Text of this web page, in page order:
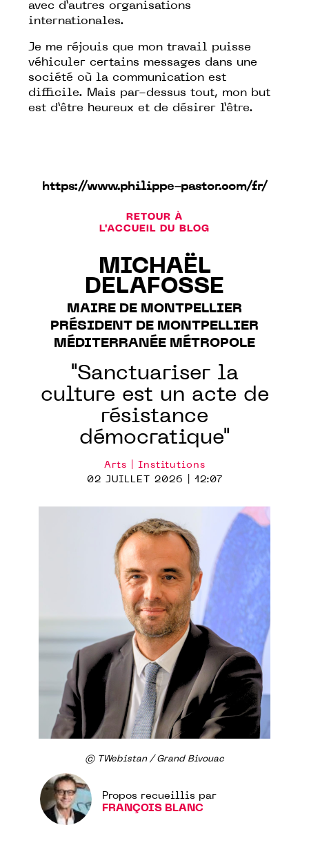
avec d’autres organisations
internationales.
Je me réjouis que mon travail puisse
véhiculer certains messages dans une
société où la communication est
difficile. Mais par-dessus tout, mon but
est d’être heureux et de désirer l’être.
https://www.philippe-pastor.com/fr/
RETOUR À
L'ACCUEIL DU BLOG
MICHAËL
DELAFOSSE
MAIRE DE MONTPELLIER
PRÉSIDENT DE MONTPELLIER
MÉDITERRANÉE MÉTROPOLE
"Sanctuariser la
culture est un acte de
résistance
démocratique"
Arts | Institutions
02 JUILLET 2026 | 12:07
© TWebistan / Grand Bivouac
Propos recueillis par
FRANÇOIS BLANC